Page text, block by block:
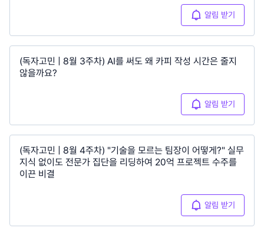
알림 받기
(독자고민 | 8월 3주차) AI를 써도 왜 카피 작성 시간은 줄지
않을까요?
알림 받기
(독자고민 | 8월 4주차) "기술을 모르는 팀장이 어떻게?" 실무
지식 없이도 전문가 집단을 리딩하여 20억 프로젝트 수주를
이끈 비결
알림 받기